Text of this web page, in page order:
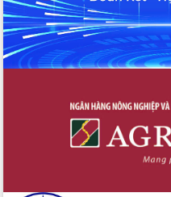
Đảm bảo cuộc bầu cử đại biểu Quốc
hội và đại biểu HĐND các cấp diễn ra
an toàn, hiệu quả, đúng quy định
Thủ tướng Chính phủ Phạm Minh Chính
Sôi nổi Hội đua ngựa truyền thống Gò
Thì Thùng mừng Xuân Bính Ngọ 2026
Lãnh đạo tỉnh dâng hương tưởng niệm